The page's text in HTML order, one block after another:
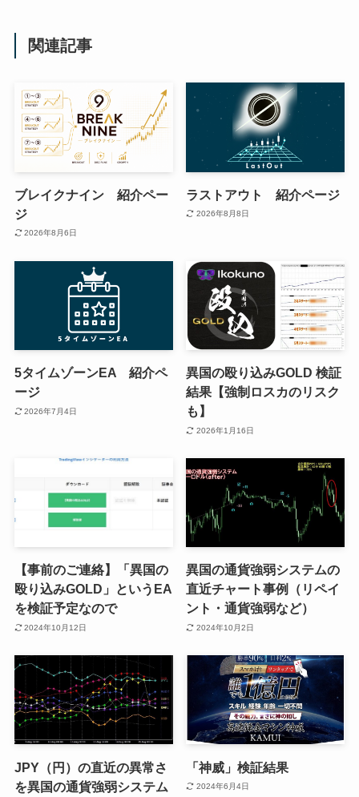
関連記事
ブレイクナイン 紹介ペー
ジ
2026年8月6日
ラストアウト 紹介ページ
2026年8月8日
5タイムゾーンEA 紹介ペ
ージ
2026年7月4日
異国の殴り込みGOLD 検証
結果【強制ロスカのリスク
も】
2026年1月16日
【事前のご連絡】「異国の
殴り込みGOLD」というEA
を検証予定なので
2024年10月12日
異国の通貨強弱システムの
直近チャート事例（リペイ
ント・通貨強弱など）
2024年10月2日
JPY（円）の直近の異常さ
を異国の通貨強弱システム
「神威」検証結果
2024年6月4日